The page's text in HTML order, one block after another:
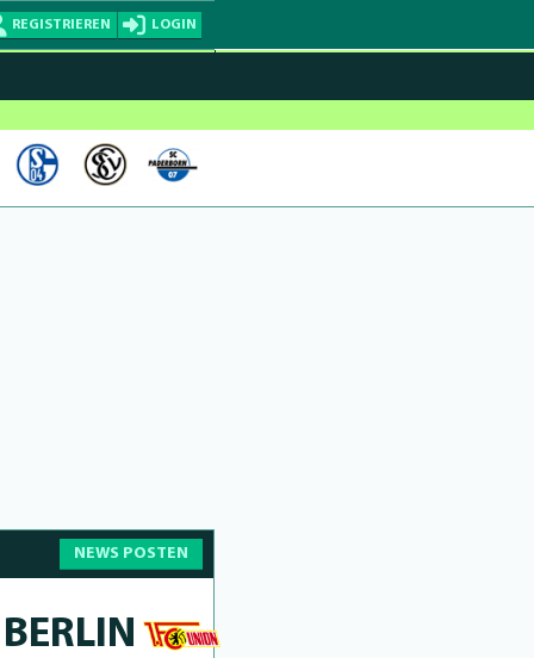
REGISTRIEREN LOGIN
NEWS POSTEN